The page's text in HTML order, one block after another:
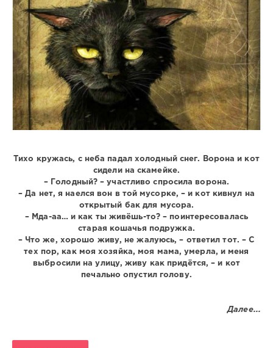
Тихо кружась, с неба падал холодный снег. Ворона и кот
сидели на скамейке.
– Голодный? – участливо спросила ворона.
– Да нет, я наелся вон в той мусорке, – и кот кивнул на
открытый бак для мусора.
– Мда-аа… и как ты живёшь-то? – поинтересовалась
старая кошачья подружка.
– Что же, хорошо живу, не жалуюсь, – ответил тот. – С
тех пор, как моя хозяйка, моя мама, умерла, и меня
выбросили на улицу, живу как придётся, – и кот
печально опустил голову.
Далее...